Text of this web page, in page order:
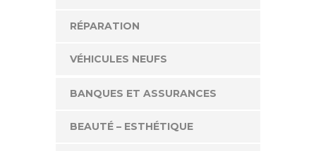
RÉPARATION
VÉHICULES NEUFS
BANQUES ET ASSURANCES
BEAUTÉ – ESTHÉTIQUE